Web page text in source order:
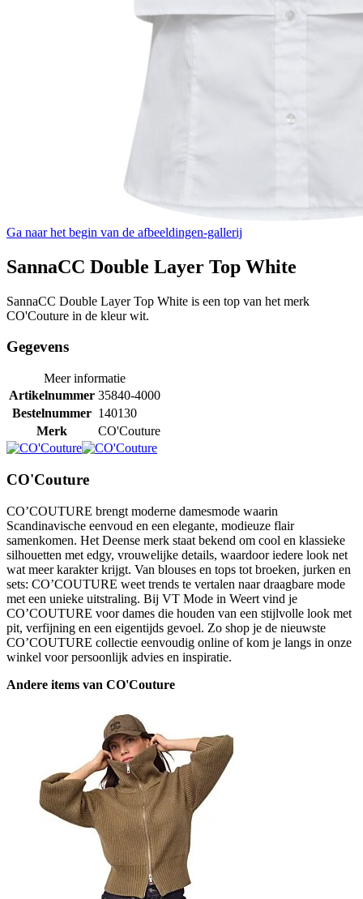
Ga naar het begin van de afbeeldingen-gallerij
SannaCC Double Layer Top White
SannaCC Double Layer Top White is een top van het merk
CO'Couture in de kleur wit.
Gegevens
Meer informatie
Artikelnummer 35840-4000
Bestelnummer 140130
Merk
CO'Couture
CO'Couture
CO’COUTURE brengt moderne damesmode waarin
Scandinavische eenvoud en een elegante, modieuze flair
samenkomen. Het Deense merk staat bekend om cool en klassieke
silhouetten met edgy, vrouwelijke details, waardoor iedere look net
wat meer karakter krijgt. Van blouses en tops tot broeken, jurken en
sets: CO’COUTURE weet trends te vertalen naar draagbare mode
met een unieke uitstraling. Bij VT Mode in Weert vind je
CO’COUTURE voor dames die houden van een stijlvolle look met
pit, verfijning en een eigentijds gevoel. Zo shop je de nieuwste
CO’COUTURE collectie eenvoudig online of kom je langs in onze
winkel voor persoonlijk advies en inspiratie.
Andere items van CO'Couture